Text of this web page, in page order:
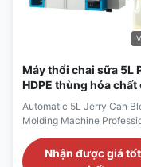
Máy thổi chai sữa 5L
HDPE thùng hóa chất
dầu
Automatic 5L Jerry Can
Molding Machine
extrusion blow molding
machine designed for
producing 5L engine oil
Nhận được giá tốt